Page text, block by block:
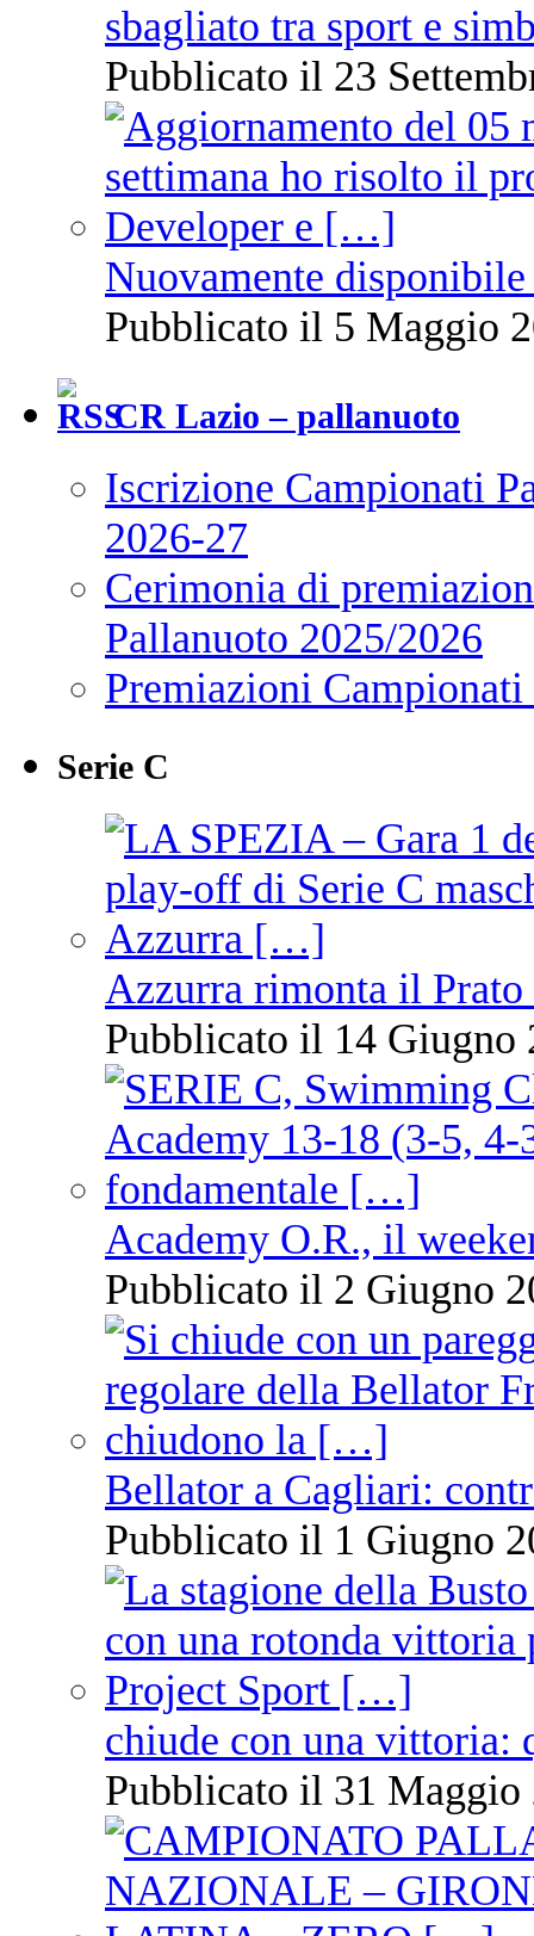
sbagliato tra sport e
Pubblicato il 23
Nuovamente
Pubblicato il 5 Maggio
CR Lazio – pallanuoto
Iscrizione Campionati
2026-27
Cerimonia di
Pallanuoto 2025/2026
Premiazioni
Serie C
Azzurra rimonta il Prato
Pubblicato il 14 Giugno
Academy O.R., il
Pubblicato il 2 Giugno
Bellator a Cagliari:
Pubblicato il 1 Giugno
chiude con una vittoria:
Pubblicato il 31 Maggio